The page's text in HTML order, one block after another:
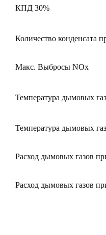
КПД 30%
Количество конденсата
Макс. Выбросы NOx
Температура дымовых
Температура дымовых
Расход дымовых газов
Расход дымовых газов